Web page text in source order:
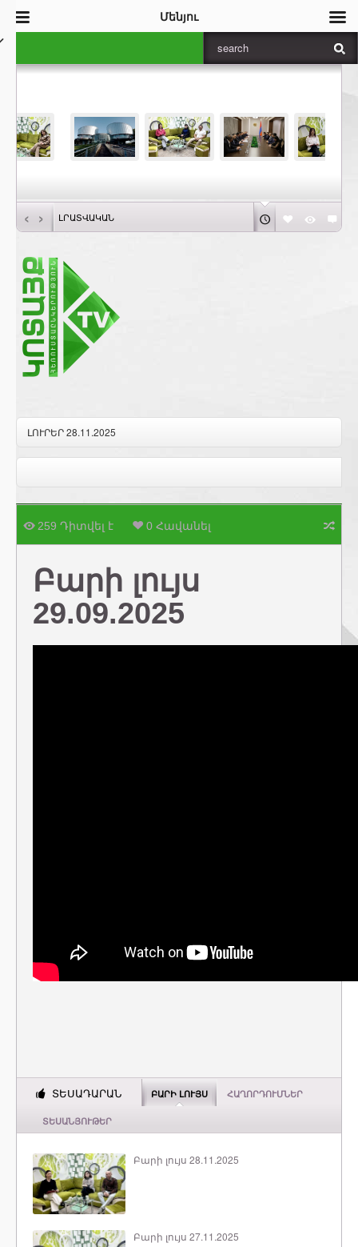
‹ › ԼՐԱՏՎԱԿԱՆ
ԼՈՒՐԵՐ 28.11.2025
259 Դիտվել է 0 Հավանել
Բարի լույս
29.09.2025
ՏԵՍԱԴԱՐԱՆ ԲԱՐԻ ԼՈՒՅՍ ՀԱՂՈՐԴՈՒՄՆԵՐ
ՏԵՍԱՆՅՈՒԹԵՐ
Բարի լույս 28.11.2025
Բարի լույս 27.11.2025
Մենյու